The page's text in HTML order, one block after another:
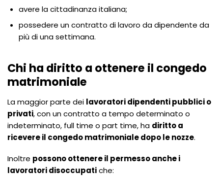
avere la cittadinanza italiana;
possedere un contratto di lavoro da dipendente da
più di una settimana.
Chi ha diritto a ottenere il congedo
matrimoniale
La maggior parte dei lavoratori dipendenti pubblici o
privati, con un contratto a tempo determinato o
indeterminato, full time o part time, ha diritto a
ricevere il congedo matrimoniale dopo le nozze.
Inoltre possono ottenere il permesso anche i
lavoratori disoccupatiche: